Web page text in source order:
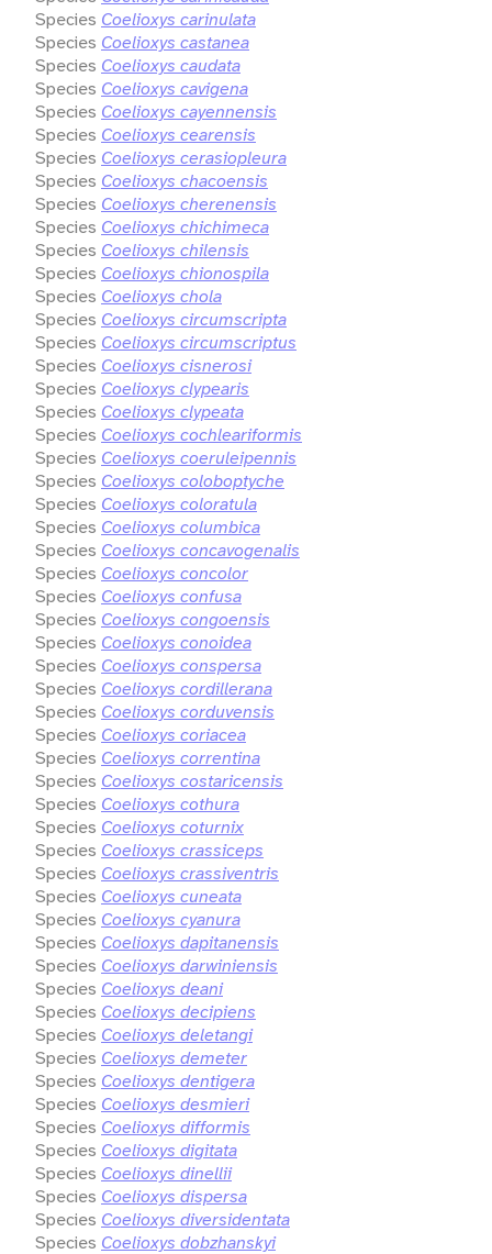
Species Coelioxys carinulata
Species Coelioxys castanea
Species Coelioxys caudata
Species Coelioxys cavigena
Species Coelioxys cayennensis
Species Coelioxys cearensis
Species Coelioxys cerasiopleura
Species Coelioxys chacoensis
Species Coelioxys cherenensis
Species Coelioxys chichimeca
Species Coelioxys chilensis
Species Coelioxys chionospila
Species Coelioxys chola
Species Coelioxys circumscripta
Species Coelioxys circumscriptus
Species Coelioxys cisnerosi
Species Coelioxys clypearis
Species Coelioxys clypeata
Species Coelioxys cochleariformis
Species Coelioxys coeruleipennis
Species Coelioxys coloboptyche
Species Coelioxys coloratula
Species Coelioxys columbica
Species Coelioxys concavogenalis
Species Coelioxys concolor
Species Coelioxys confusa
Species Coelioxys congoensis
Species Coelioxys conoidea
Species Coelioxys conspersa
Species Coelioxys cordillerana
Species Coelioxys corduvensis
Species Coelioxys coriacea
Species Coelioxys correntina
Species Coelioxys costaricensis
Species Coelioxys cothura
Species Coelioxys coturnix
Species Coelioxys crassiceps
Species Coelioxys crassiventris
Species Coelioxys cuneata
Species Coelioxys cyanura
Species Coelioxys dapitanensis
Species Coelioxys darwiniensis
Species Coelioxys deani
Species Coelioxys decipiens
Species Coelioxys deletangi
Species Coelioxys demeter
Species Coelioxys dentigera
Species Coelioxys desmieri
Species Coelioxys difformis
Species Coelioxys digitata
Species Coelioxys dinellii
Species Coelioxys dispersa
Species Coelioxys diversidentata
Species Coelioxys dobzhanskyi